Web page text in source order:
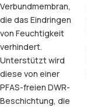
Verbundmembran,
die das Eindringen
von Feuchtigkeit
verhindert.
Unterstützt wird
diese von einer
PFAS-freien DWR-
Beschichtung, die